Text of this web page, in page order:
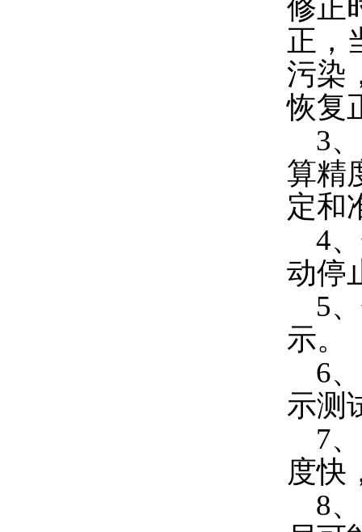
修正
正，
污染
恢复
3、
算精
定和
4
动停
5、
示。
6、
示测
7、
度快
8、